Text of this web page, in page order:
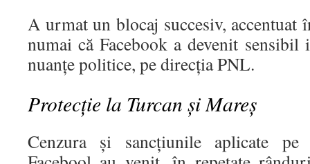
A urmat un blocaj succesiv, accentuat
numai că Facebook a devenit
nuanțe politice, pe direcția PNL.
Protecție la Turcan și Mareș
Cenzura și sancțiunile aplicate pe